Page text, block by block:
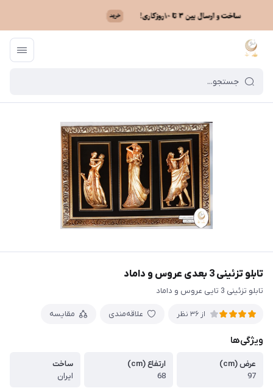
ماه نو / فهرست محصولات
تابلو تزئینی 3 بعدی عروس و داماد
تابلو تزئینی 3 تایی عروس و داماد
از 36 نظر علاقه‌مندی مقایسه
ویژگی‌ها
عرض (cm)
97
ارتفاع (cm)
68
ساخت
ایران